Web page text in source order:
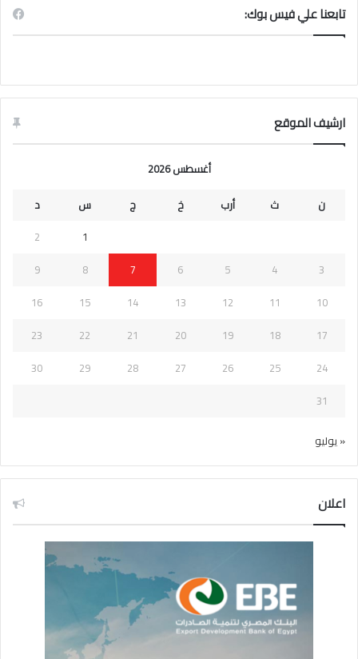
تابعنا علي فيس بوك:
ارشيف الموقع
أغسطس 2026
ن
ث أرب خ ج س
د
1
2
3
4
5
6
7
8
9
10
11
12
13
14
15
16
17
18
19
20
21
22
23
24
25
26
27
28
29
30
31
« يوليو
اعلان